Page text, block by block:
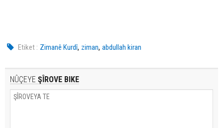
Etiket : Zimanê Kurdî, ziman,abdullah kiran
NÛÇEYE ŞÎROVE BIKE